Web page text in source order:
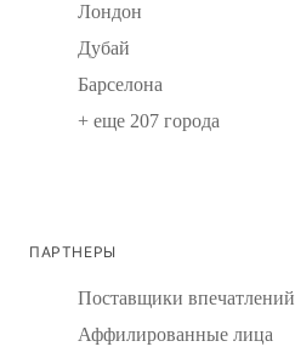
Лондон
Дубай
Барселона
+ еще 207 города
ПАРТНЕРЫ
Поставщики впечатлений
Аффилированные лица